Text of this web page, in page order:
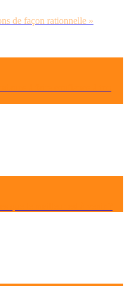
de façon rationnelle »